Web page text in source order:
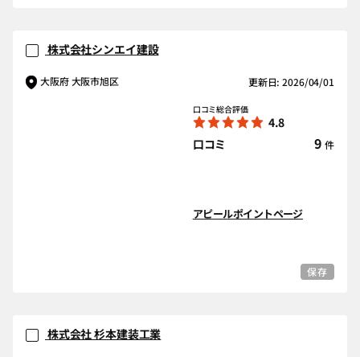
株式会社シンエイ建設
大阪府 大阪市旭区 更新日: 2026/04/01
口コミ総合評価
4.8
口コミ
9 件
アピールポイントページ
保存
株式会社 杉本建装工業